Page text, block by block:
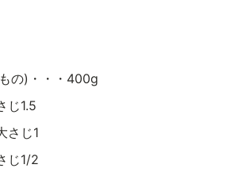
の)・・・400g
じ1.5
さじ1
じ1/2